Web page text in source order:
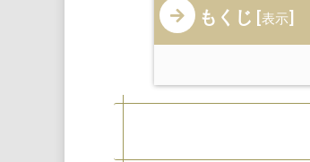
もくじ [表示]